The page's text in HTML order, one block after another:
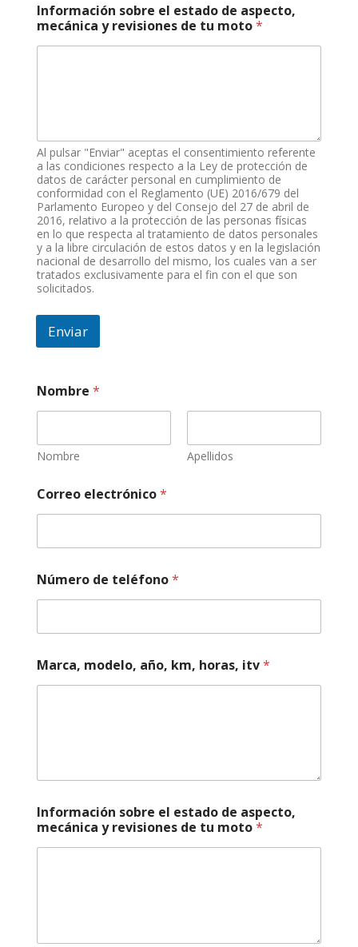
e
v
i
y
N
ú
m
e
r
o
Información sobre el estado de aspecto,
mecánica y revisiones de tu moto*
Al pulsar "Enviar" aceptas el consentimiento referente
a las condiciones respecto a la Ley de protección de
datos de carácter personal en cumplimiento de
conformidad con el Reglamento (UE) 2016/679 del
Parlamento Europeo y del Consejo del 27 de abril de
2016, relativo a la protección de las personas físicas
en lo que respecta al tratamiento de datos personales
y a la libre circulación de estos datos y en la legislación
nacional de desarrollo del mismo, los cuales van a ser
tratados exclusivamente para el fin con el que son
solicitados.
Enviar
Nombre *
Nombre Apellidos
o
m
r
k
m
,
Correo electrónico*
Número de teléfono*
Marca, modelo, año, km, horas, itv*
Información sobre el estado de aspecto,
mecánica y revisiones de tu moto*